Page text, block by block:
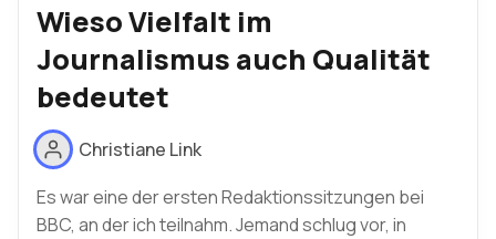
Wieso Vielfalt im
Journalismus auch Qualität
bedeutet
Christiane Link
Es war eine der ersten Redaktionssitzungen bei
BBC, an der ich teilnahm. Jemand schlug vor, in